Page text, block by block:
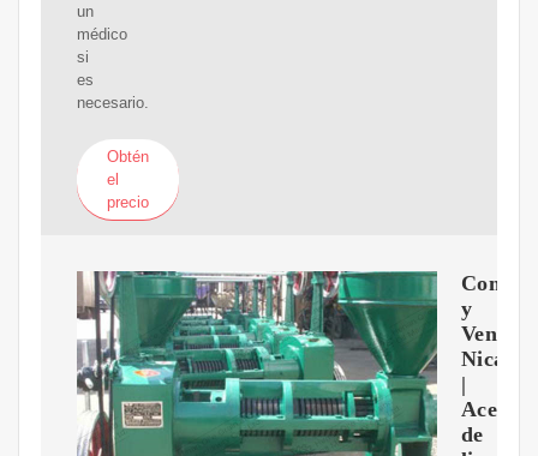
un
médico
si
es
necesario.
Obtén
el
precio
y
Venta
|
Aceite
de